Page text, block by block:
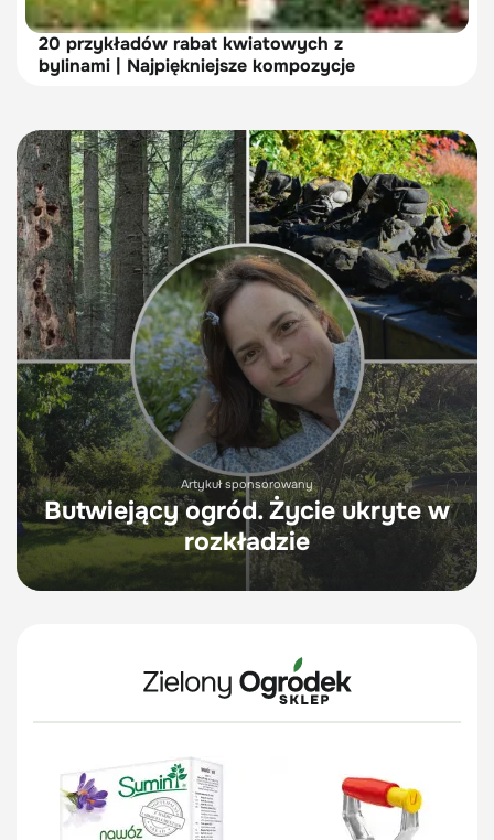
20 przykładów rabat kwiatowych z
bylinami | Najpiękniejsze kompozycje
Artykuł sponsorowany
Butwiejący ogród. Życie ukryte w
rozkładzie